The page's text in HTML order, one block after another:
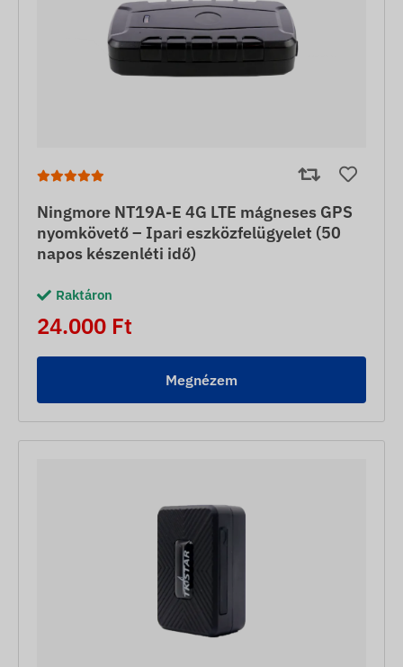
Ningmore NT19A-E 4G LTE mágneses GPS
nyomkövető – Ipari eszközfelügyelet (50
napos készenléti idő)
Raktáron
24.000 Ft
Megnézem